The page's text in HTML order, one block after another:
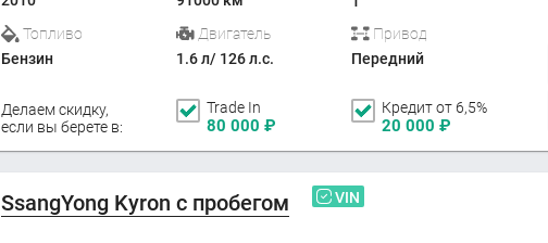
Топливо
Бензин
Двигатель
1.6 л/ 126 л.с.
Привод
Передний
Делаем скидку,
если вы берете в:
Trade In
80 000 ₽
Кредит от 6,5%
20 000 ₽
SsangYong Kyron с пробегом VIN